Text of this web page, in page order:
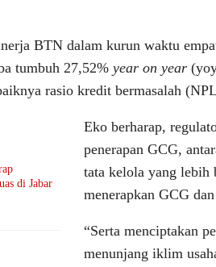
BTN dalam kurun waktu
tumbuh 27,52% year on year
rasio kredit bermasalah
di Jabar
Eko berharap,
penerapan GCG,
tata kelola yang lebih
menerapkan GCG
“Serta menciptakan
menunjang iklim